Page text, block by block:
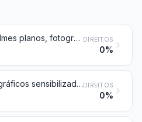
Chapas e filmes planos, fotográficos, sensibilizados, não impressionados, de matérias diferentes do papel, cartão ou dos têxteis; filmes fotográficos planos, de revelação e cópia instantâneas, sensibilizados, não impressionados, mesmo em cartuchos DIREITOS
0%
Filmes fotográficos sensibilizados, não impressionados, em rolos, de matérias diferentes do papel, cartão ou dos têxteis; filmes fotográficos de revelação e cópia instantâneas, em rolos, sensibilizados, não impressionadosDIREITOS
0%